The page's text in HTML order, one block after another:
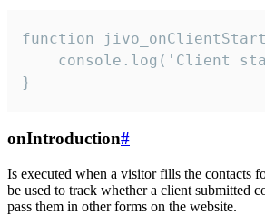
function
console.log('Client
}
onIntroduction#
Is executed when a visitor fills the contacts
be used to track whether a client submitted
pass them in other forms on the website.